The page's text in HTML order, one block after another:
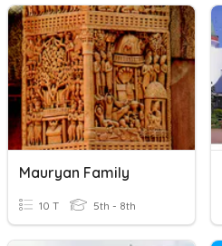
Mauryan Family
10 T 5th - 8th